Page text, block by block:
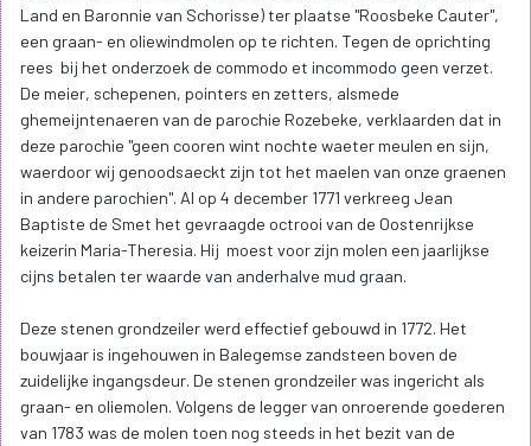
Land en Baronnie van Schorisse) ter plaatse "Roosbeke Cauter",
een graan- en oliewindmolen op te richten. Tegen de oprichting
rees bij het onderzoek de commodo et incommodo geen verzet.
De meier, schepenen, pointers en zetters, alsmede
ghemeijntenaeren van de parochie Rozebeke, verklaarden dat in
deze parochie "geen cooren wint nochte waeter meulen en sijn,
waerdoor wij genoodsaeckt zijn tot het maelen van onze graenen
in andere parochien". Al op 4 december 1771 verkreeg Jean
Baptiste de Smet het gevraagde octrooi van de Oostenrijkse
keizerin Maria-Theresia. Hij moest voor zijn molen een jaarlijkse
cijns betalen ter waarde van anderhalve mud graan.
Deze stenen grondzeiler werd effectief gebouwd in 1772. Het
bouwjaar is ingehouwen in Balegemse zandsteen boven de
zuidelijke ingangsdeur. De stenen grondzeiler was ingericht als
graan- en oliemolen. Volgens de legger van onroerende goederen
van 1783 was de molen toen nog steeds in het bezit van de